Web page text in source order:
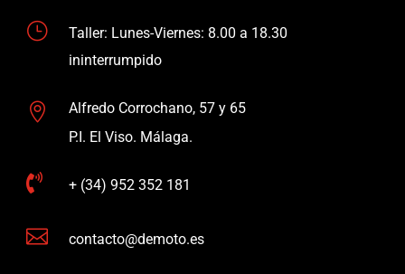
}
Taller: Lunes-Viernes: 8.00 a 18.30
ininterrumpido

Alfredo Corrochano, 57 y 65
P.I. El Viso. Málaga.
 + (34) 952 352 181
 contacto@demoto.es